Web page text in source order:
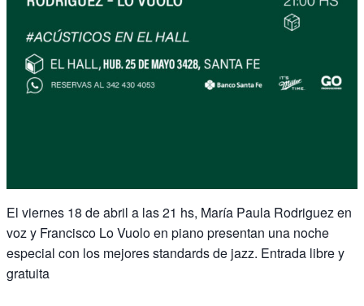
El viernes 18 de abril a las 21 hs, María Paula Rodriguez en
voz y Francisco Lo Vuolo en piano presentan una noche
especial con los mejores standards de jazz. Entrada libre y
gratuita